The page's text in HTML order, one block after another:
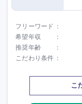
フリーワード
希望年収
推奨年齢
こだわり条件
こ